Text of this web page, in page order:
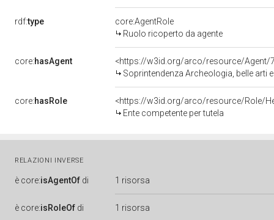
rdf:type
core:AgentRole
Ruolo ricoperto da agente
core:hasAgent
<https://w3id.org/arco/resource/Agent/
Soprintendenza Archeologia, belle arti
core:hasRole
<https://w3id.org/arco/resource/Role/
Ente competente per tutela
RELAZIONI INVERSE
è core:isAgentOf di 1 risorsa
è core:isRoleOf di 1 risorsa